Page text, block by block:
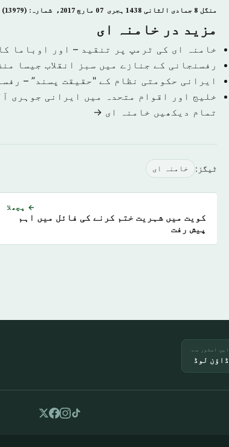
منگل 8 جمادى الثانی 1438 ہجری ­ 07 مارچ 2017ء شمارہ: (13979)
مزید در خامنہ ای
خامنہ ای کی ٹرمپ پر تنقید – اور اوباما
رفسنجانی کے جنازے میں سبز انقلاب جیسا
ایرانی حکومتی نظام کے "حقیقت پسند” –
خلیج اور اقوام متحدہ میں ایرانی جوہری
تمام دیکھیں خامنہ ای →
ٹیگز: خامنہ ای
← پچھلا
کویت میں شہریت ختم کرنے کی فائل میں اہم
پیش رفت
ایپ اسٹور سے
ڈاؤن لوڈ